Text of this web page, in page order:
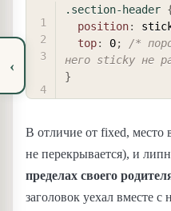
‹
.section-header
position:
top: 0;
/*
него sticky не
}
В отличие от fixed, место
не перекрывается), и
пределах своего
заголовок уехал вместе